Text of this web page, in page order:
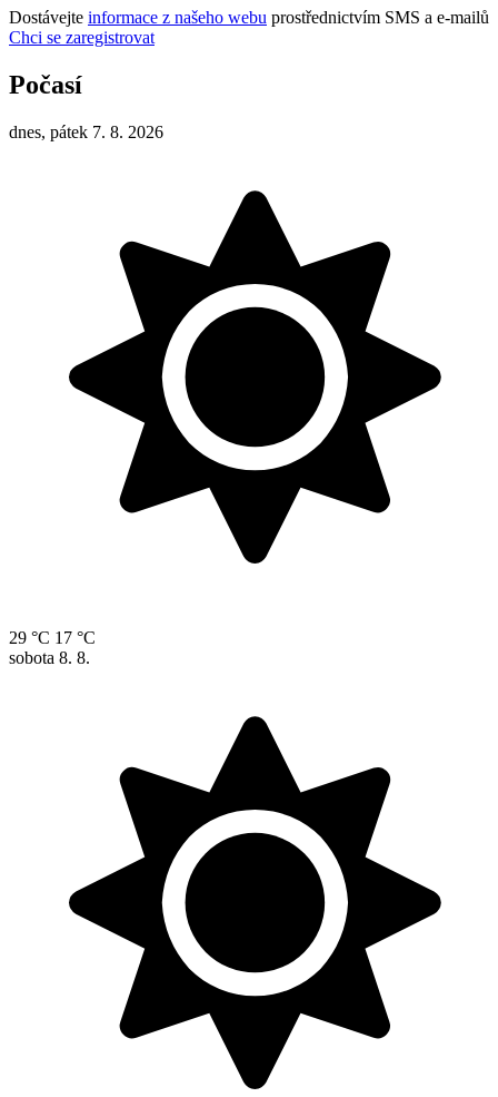
Dostávejte informace z našeho webu prostřednictvím SMS a e-mailů
Chci se zaregistrovat
Počasí
dnes, pátek 7. 8. 2026
29 °C 17 °C
sobota 8. 8.